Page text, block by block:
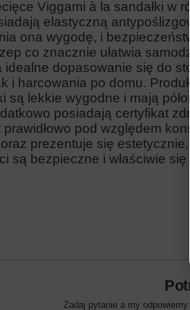
Viggami à la sandałki w
elastyczną
ona wygodę, i
co znacznie ułatwia
idealne dopasowanie się do
i harcowania po domu.
są lekkie wygodne i mają
posiadają certyfikat
pod względem
oraz prezentuje się
są bezpieczne i właściwie
Zadaj pytanie a my